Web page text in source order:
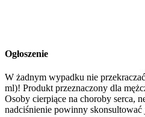
Ogłoszenie
W żadnym wypadku nie
ml)! Produkt przeznaczony dla
Osoby cierpiące na choroby serca,
nadciśnienie powinny skonsultować